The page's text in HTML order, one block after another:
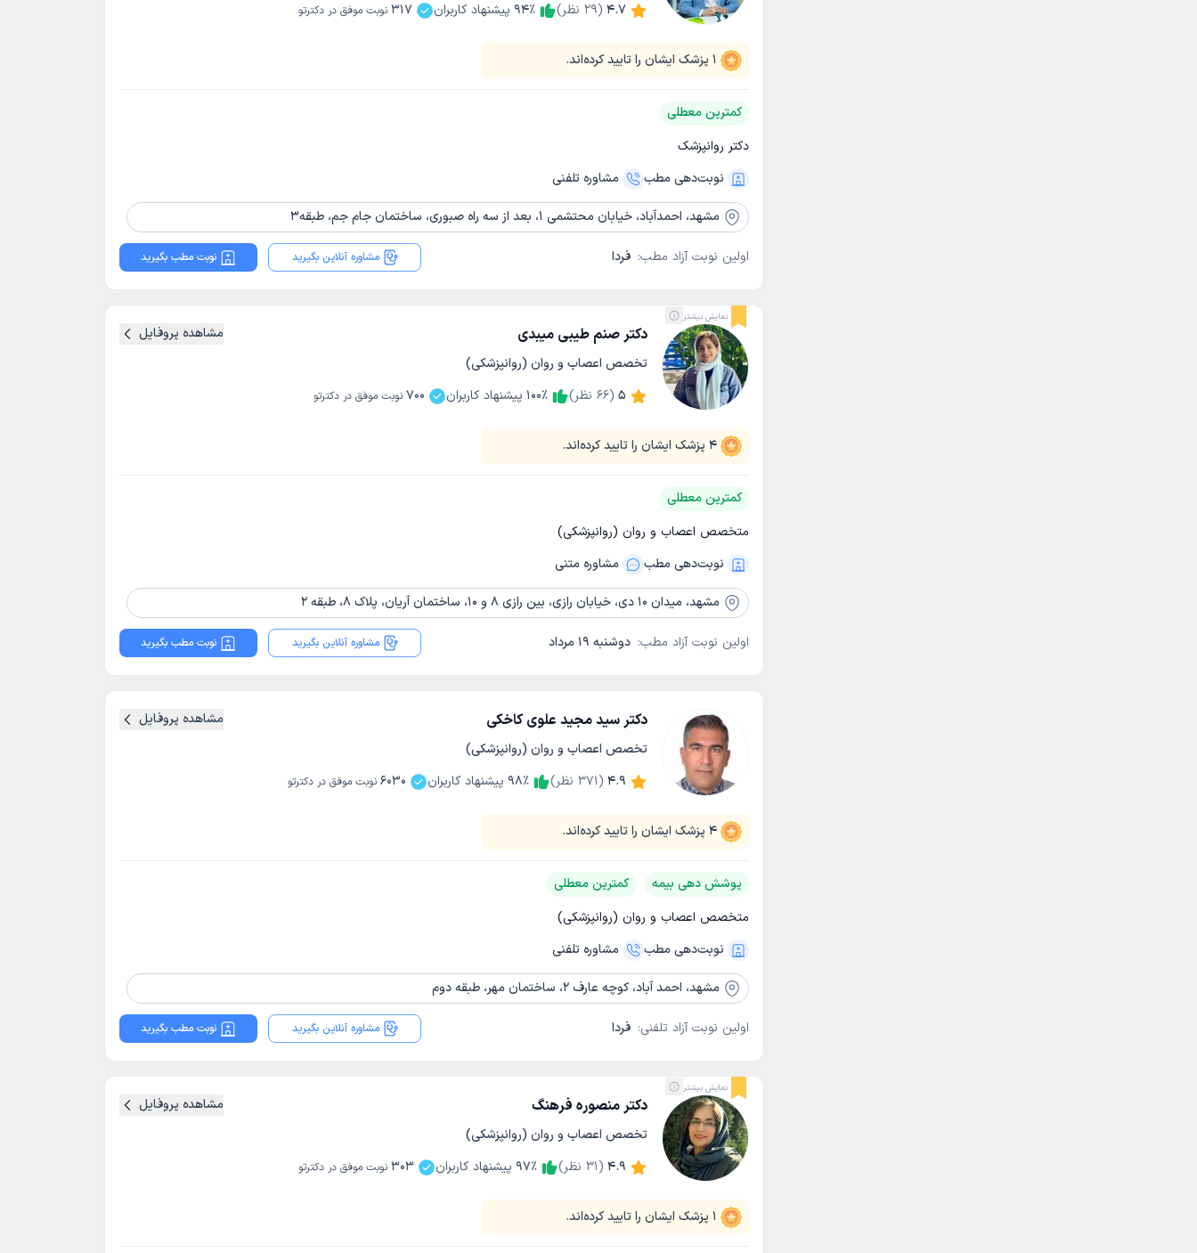
4.7
(
29 نظر) 94٪ پیشنهاد کاربران 317 نوبت موفق در دکترتو
1 پزشک ایشان را تایید کرده‌اند.
کمترین معطلی
دکتر روانپزشک
نوبت‌دهی مطب
مشاوره‌ تلفنی
مشهد، احمدآباد، خیابان محتشمی 1، بعد از سه راه صبوری، ساختمان جام جم، طبقه3
اولین نوبت آزاد مطب: فردا مشاوره آنلاین بگیرید نوبت مطب بگیرید
نمایش بیشتر
دکتر صنم طیبی میبدی
تخصص اعصاب و روان (روانپزشکی)
5
(
66 نظر) 100٪ پیشنهاد کاربران 700 نوبت موفق در دکترتو
4 پزشک ایشان را تایید کرده‌اند.
مشاهده پروفایل
کمترین معطلی
متخصص اعصاب و روان (روانپزشکی)
نوبت‌دهی مطب
مشاوره‌ متنی
مشهد، میدان 10 دی، خیابان رازی، بین رازی 8 و 10، ساختمان آریان، پلاک 8، طبقه 2
اولین نوبت آزاد مطب: دوشنبه 19 مرداد مشاوره آنلاین بگیرید نوبت مطب بگیرید
دکتر سید مجید علوی کاخکی
تخصص اعصاب و روان (روانپزشکی)
4.9
(
371 نظر) 98٪ پیشنهاد کاربران 6030 نوبت موفق در دکترتو
4 پزشک ایشان را تایید کرده‌اند.
مشاهده پروفایل
پوشش دهی بیمه
کمترین معطلی
متخصص اعصاب و روان (روانپزشکی)
نوبت‌دهی مطب
مشاوره‌ تلفنی
مشهد، احمد آباد، کوچه عارف 2، ساختمان مهر، طبقه دوم
اولین نوبت آزاد تلفنی: فردا مشاوره آنلاین بگیرید نوبت مطب بگیرید
نمایش بیشتر
دکتر منصوره فرهنگ
تخصص اعصاب و روان (روانپزشکی)
4.9
(
31 نظر) 97٪ پیشنهاد کاربران 303 نوبت موفق در دکترتو
1 پزشک ایشان را تایید کرده‌اند.
مشاهده پروفایل